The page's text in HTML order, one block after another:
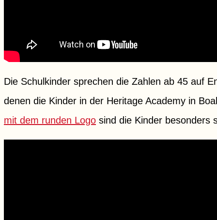
Die Schulkinder sprechen die Zahlen ab 45 auf
denen die Kinder in der Heritage Academy in
mit dem runden Logo sind die Kinder besonders